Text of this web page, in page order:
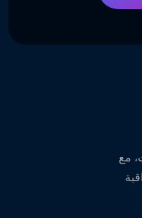
من 10 سنوات، مع